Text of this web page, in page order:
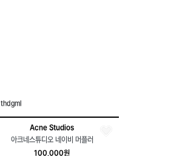
thdgml
Acne Studios
아크네스튜디오 네이비 머플러
100,000원